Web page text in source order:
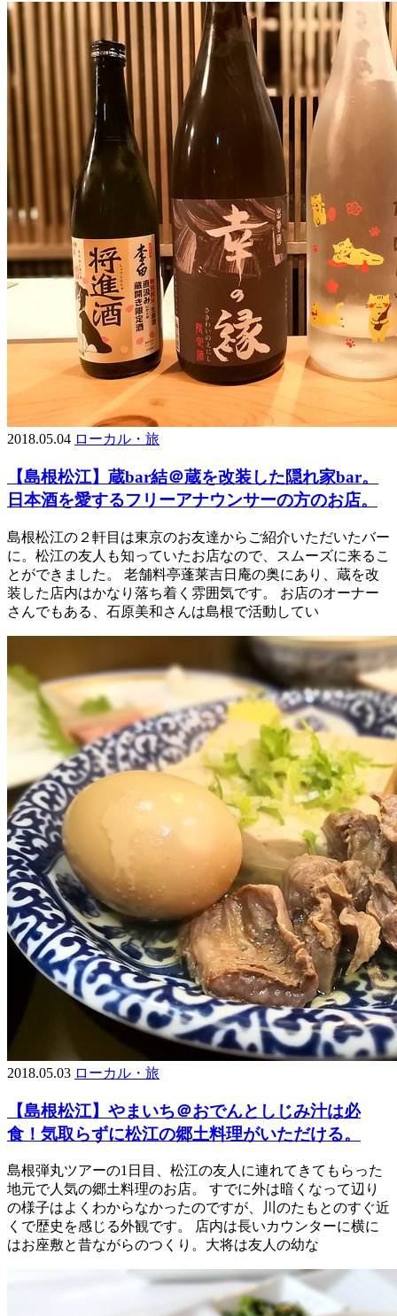
2018.05.04 ローカル・旅
【島根松江】蔵bar結＠蔵を改装した隠れ家bar。
日本酒を愛するフリーアナウンサーの方のお店。
島根松江の２軒目は東京のお友達からご紹介いただいたバー
に。松江の友人も知っていたお店なので、スムーズに来るこ
とができました。 老舗料亭蓬莱吉日庵の奥にあり、蔵を改
装した店内はかなり落ち着く雰囲気です。 お店のオーナー
さんでもある、石原美和さんは島根で活動してい
2018.05.03 ローカル・旅
【島根松江】やまいち＠おでんとしじみ汁は必
食！気取らずに松江の郷土料理がいただける。
島根弾丸ツアーの1日目、松江の友人に連れてきてもらった
地元で人気の郷土料理のお店。 すでに外は暗くなって辺り
の様子はよくわからなかったのですが、川のたもとのすぐ近
くで歴史を感じる外観です。 店内は長いカウンターに横に
はお座敷と昔ながらのつくり。大将は友人の幼な